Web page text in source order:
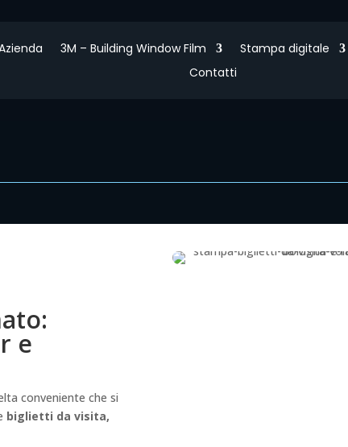
3M – Building Window Film Stampa digitale
Contatti
e
conveniente che si
biglietti da visita,